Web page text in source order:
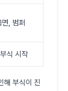
, 범퍼
식 시작
해 부식이 진